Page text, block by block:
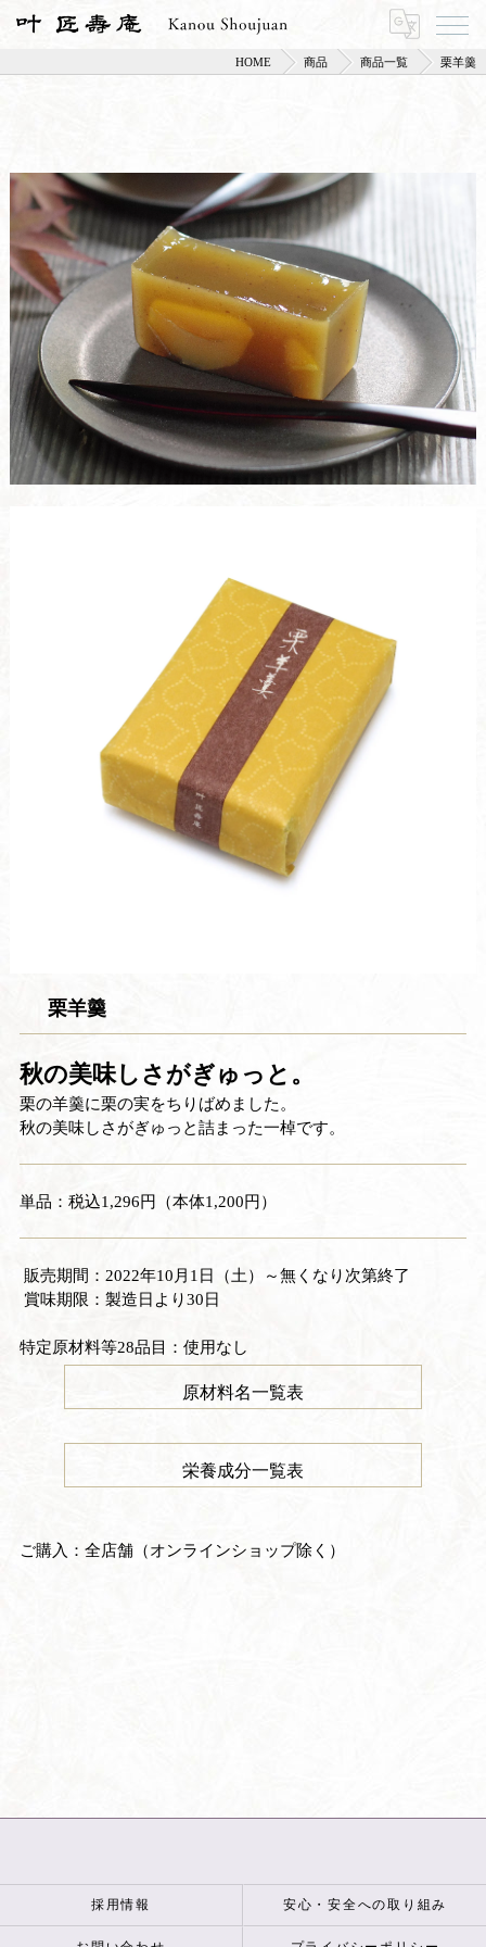
HOME 商品 商品一覧 栗羊羹
栗羊羹
秋の美味しさがぎゅっと。
栗の羊羹に栗の実をちりばめました。
秋の美味しさがぎゅっと詰まった一棹です。
単品：税込1,296円（本体1,200円）
販売期間：2022年10月1日（土）～無くなり次第終了
賞味期限：製造日より30日
特定原材料等28品目：使用なし
原材料名一覧表
栄養成分一覧表
ご購入：全店舗（オンラインショップ除く）
採用情報 安心・安全への取り組み